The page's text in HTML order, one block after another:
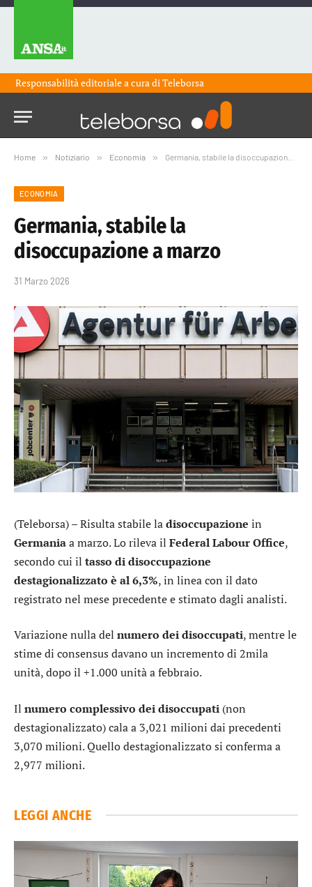
Responsabilità editoriale a cura diTeleborsa
Home » Notiziario » Economia » Germania, stabile la disoccupazione a marzo
ECONOMIA
Germania, stabile la
disoccupazione a marzo
31 Marzo 2026
(Teleborsa) – Risulta stabile ladisoccupazione in
Germaniaa marzo. Lo rileva il Federal Labour Office,
secondo cui il tasso di disoccupazione
destagionalizzato è al 6,3%, in linea con il dato
registrato nel mese precedente e stimato dagli analisti.
Variazione nulla del numero dei disoccupati, mentre le
stime di consensus davano un incremento di 2mila
unità, dopo il +1.000 unità a febbraio.
Il numero complessivo dei disoccupati (non
destagionalizzato) cala a 3,021 milioni dai precedenti
3,070 milioni. Quello destagionalizzato si conferma a
2,977 milioni.
LEGGI ANCHE